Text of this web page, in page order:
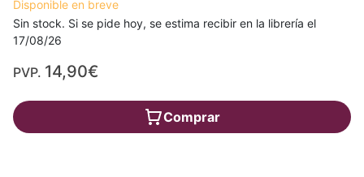
Disponible en breve
Sin stock. Si se pide hoy, se estima recibir en la librería el
17/08/26
PVP. 14,90€
Comprar